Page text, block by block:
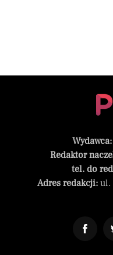
Wydawca:
Redaktor
tel. do
Adres redakcji:ul.